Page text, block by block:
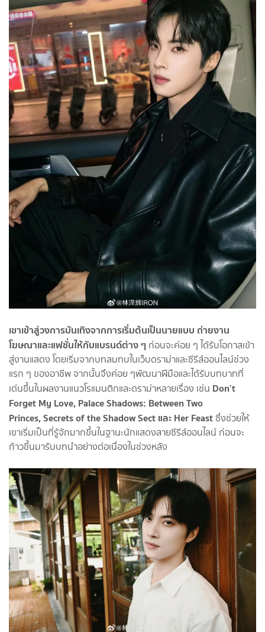
เขาเข้าสู่วงการบันเทิงจากการเริ่มต้นเป็นนายแบบ ถ่ายงาน
โฆษณาและแฟชั่นให้กับแบรนด์ต่าง ๆ ก่อนจะค่อย ๆ ได้รับโอกาสเข้า
สู่งานแสดง โดยเริ่มจากบทสมทบในเว็บดราม่าและซีรีส์ออนไลน์ช่วง
แรก ๆ ของอาชีพ จากนั้นจึงค่อย ๆพัฒนาฝีมือและได้รับบทบาทที่
เด่นขึ้นในผลงานแนวโรแมนติกและดราม่าหลายเรื่อง เช่น Don’t
Forget My Love, Palace Shadows: Between Two
Princes, Secrets of the Shadow Sect และ Her Feastซึ่งช่วยให้
เขาเริ่มเป็นที่รู้จักมากขึ้นในฐานะนักแสดงสายซีรีส์ออนไลน์ ก่อนจะ
ก้าวขึ้นมารับบทนำอย่างต่อเนื่องในช่วงหลัง